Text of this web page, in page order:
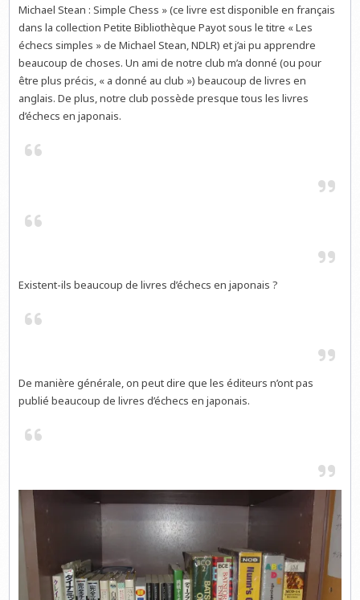
Michael Stean : Simple Chess » (ce livre est disponible en français
dans la collection Petite Bibliothèque Payot sous le titre « Les
échecs simples » de Michael Stean, NDLR) et j’ai pu apprendre
beaucoup de choses. Un ami de notre club m’a donné (ou pour
être plus précis, « a donné au club ») beaucoup de livres en
anglais. De plus, notre club possède presque tous les livres
d’échecs en japonais.
Existent-ils beaucoup de livres d’échecs en japonais ?
De manière générale, on peut dire que les éditeurs n’ont pas
publié beaucoup de livres d’échecs en japonais.